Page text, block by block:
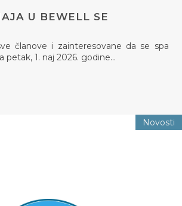
U BEWELL SE
članove i zainteresovane da se spa
petak, 1. naj 2026. godine…
Novosti